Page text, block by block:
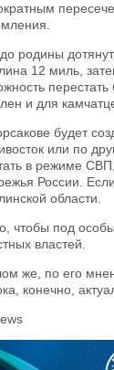
родины
12 миль,
и для
будет
или по
в режиме
России.
области.
чтобы под
властей.
же, по его
конечно,